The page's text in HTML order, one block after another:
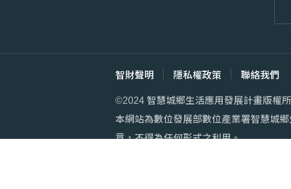
智財聲明 隱私權政策 聯絡我們
©2024 智慧城鄉生活應用發展計畫版權
本網站為數位發展部數位產業署智慧城
意，不得為任何形式之利用。